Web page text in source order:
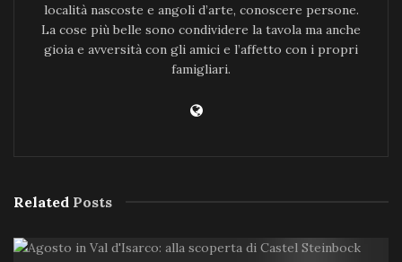
località nascoste e angoli d’arte, conoscere persone.
La cose più belle sono condividere la tavola ma anche
gioia e avversità con gli amici e l’affetto con i propri
famigliari.
Related Posts